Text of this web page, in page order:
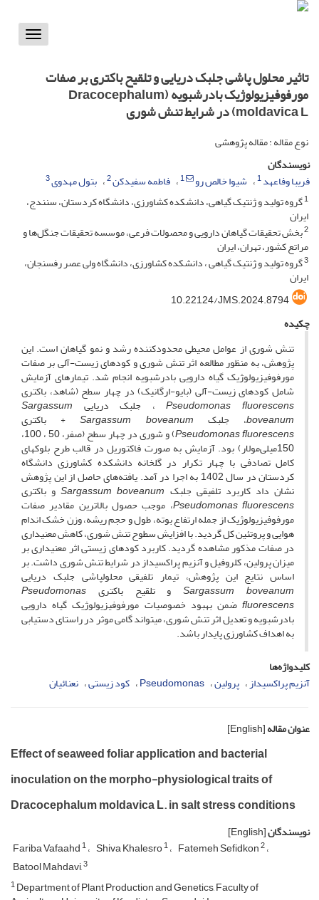
Toggle
تاثیر محلول پاشی جلبک دریایی و تلقیح باکتری بر صفات
مورفوفیزیولوژیک بادرشبویه (Dracocephalum
moldavica L) در شرایط تنش شوری
نوع مقاله : مقاله پژوهشی
نویسندگان
فریبا وفاعهد1 شیوا خالص رو 1 فاطمه سفیدکن2 بتول مهدوی3
1گروه تولید و ژنتیک گیاهی، دانشکده کشاورزی، دانشگاه کردستان، سنندج،
ایران
2بخش تحقیقات گیاهان دارویی و محصولات فرعی، موسسه تحقیقات جنگل‌ها و
مراتع کشور، تهران، ایران
3گروه تولید و ژنتیک گیاهی ، دانشکده کشاورزی، دانشگاه ولی عصر رفسنجان،
ایران
10.22124/JMS.2024.8794
چکیده
تنش شوری از عوامل محیطی محدودکننده رشد و نمو گیاهان است. این
پژوهش، به منظور مطالعه اثر تنش شوری و کودهای زیست-آلی بر صفات
مورفوفیزیولوژیک گیاه دارویی بادرشبویه انجام شد. تیمارهای آزمایش
شامل کودهای زیست-آلی (بایو-ارگانیک) در چهار سطح (شاهد، باکتری
Pseudomonas fluorescens، جلبک دریایی Sargassum
boveanum، جلبک Sargassum boveanum+ باکتری
Pseudomonas fluorescens ) و شوری در چهار سطح (صفر، 50 ، 100،
150میلی‌مولار) بود. آزمایش به صورت فاکتوریل در قالب طرح بلوک­های
کامل تصادفی با چهار تکرار در گلخانه دانشکده کشاورزی دانشگاه
کردستان در سال 1402 به اجرا در آمد. یافته‌های حاصل از این پژوهش
نشان داد کاربرد تلفیقی جلبک Sargassum boveanumو باکتری
Pseudomonas fluorescens، موجب حصول بالاترین مقادیر صفات
مورفوفیزیولوژیک از جمله ارتفاع بوته، طول و حجم ریشه، وزن خشک اندام
هوایی و پروتئین کل گردید. با افزایش سطوح تنش شوری، کاهش معنی­داری
در صفات مذکور مشاهده گردید. کاربرد کودهای زیستی اثر معنی­داری بر
میزان پرولین، کلروفیل و آنزیم پراکسیداز در شرایط تنش شوری داشت. بر
اساس نتایج این پژوهش، تیمار تلفیقی محلول­پاشی جلبک دریایی
Sargassum boveanumو تلقیح باکتری Pseudomonas
fluorescens ضمن بهبود خصوصیات مورفوفیزیولوژیک گیاه دارویی
بادرشبویه و تعدیل اثر تنش شوری، می­تواند گامی موثر در راستای دستیابی
به اهداف کشاورزی پایدار باشد.
کلیدواژه‌ها
آنزیم پراکسیداز پرولین Pseudomonas کود زیستی نعنائیان
عنوان مقاله[English]
Effect of seaweed foliar application and bacterial
inoculation on the morpho-physiological traits of
Dracocephalum moldavica L. in salt stress conditions
نویسندگان[English]
Fariba Vafaahd1 Shiva Khalesro1 Fatemeh Sefidkon2
Batool Mahdavi,3
1Department of Plant Production and Genetics, Faculty of